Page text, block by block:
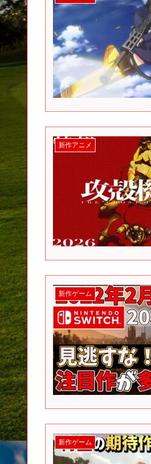
新作アニメ
新作ゲーム
新作ゲーム